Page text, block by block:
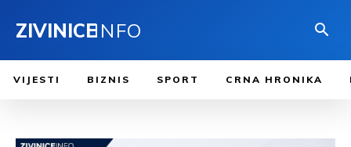
ZIVINICEINFO
VIJESTI BIZNIS SPORT CRNA HRONIKA